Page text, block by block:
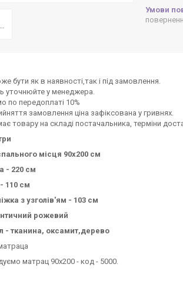
бути як в наявності,так і під замовлення.
уточнюйте у менеджера.
по передоплаті 10%
замовлення ціна зафіксована у гривнях.
товару на складі постачальника, терміни
місця 90х200 см
- 220 см
110 см
з узголів'ям - 103 см
рожевий
- тканина, оксамит,дерево
матрац 90х200 - код - 5000.